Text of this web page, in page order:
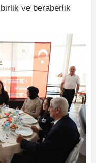
ve beraberlik